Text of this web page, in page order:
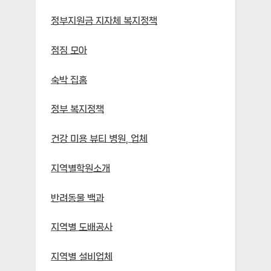
정부지원금 지자체 복지정책
점짐 모아
숙박 집홈
정부 복지정책
건강 미용 뷰티 병원, 업체
지역별학원소개
반려동물 백과
지역별 도배공사
지역별 설비업체